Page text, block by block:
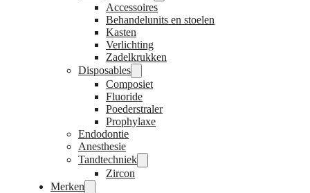
Accessoires
Behandelunits en stoelen
Kasten
Verlichting
Zadelkrukken
Disposables
Composiet
Fluoride
Poederstraler
Prophylaxe
Endodontie
Anesthesie
Tandtechniek
Zircon
Merken